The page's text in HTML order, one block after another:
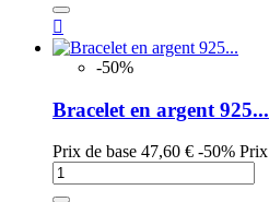

-50%
Bracelet en argent 925...
Prix de base 47,60 € -50% Prix